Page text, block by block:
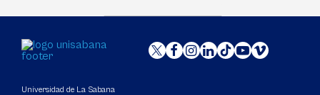
Universidad de La Sabana